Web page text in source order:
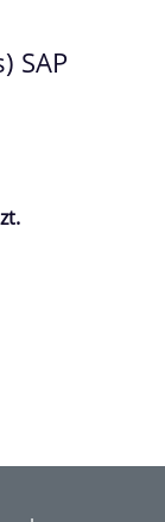
SAP